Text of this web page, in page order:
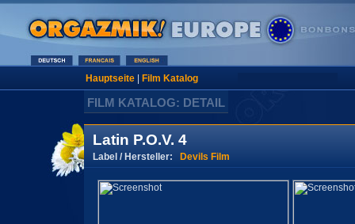
Hauptseite| Film Katalog
FILM KATALOG: DETAIL
Latin P.O.V. 4
Label / Hersteller: Devils Film